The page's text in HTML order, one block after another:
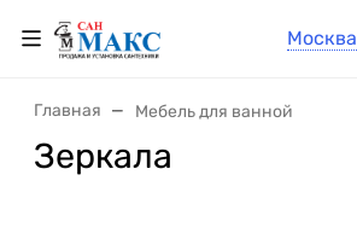
Москва
Главная Мебель для ванной
Зеркала